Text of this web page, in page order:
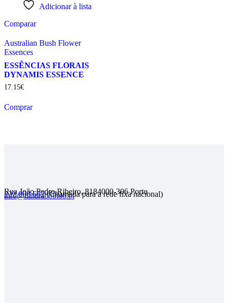
Adicionar à lista
Comparar
Australian Bush Flower
Essences
ESSÊNCIAS FLORAIS
DYNAMIS ESSENCE
17 15€
Comprar
Rua João Pedro Ribeiro, 8184000-306 Porto
222 008 682(Chamada para a rede fixa nacional)
info@naturabolhao.pt